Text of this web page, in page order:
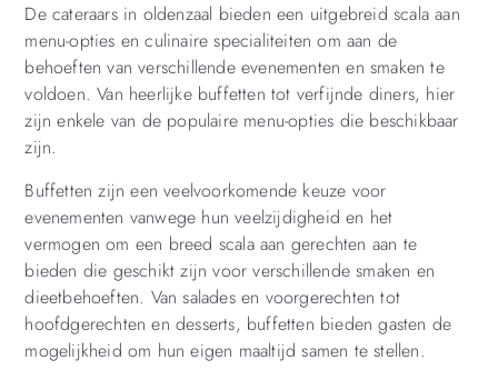
De cateraars in oldenzaal bieden een uitgebreid scala aan
menu-opties en culinaire specialiteiten om aan de
behoeften van verschillende evenementen en smaken te
voldoen. Van heerlijke buffetten tot verfijnde diners, hier
zijn enkele van de populaire menu-opties die beschikbaar
zijn.
Buffetten zijn een veelvoorkomende keuze voor
evenementen vanwege hun veelzijdigheid en het
vermogen om een breed scala aan gerechten aan te
bieden die geschikt zijn voor verschillende smaken en
dieetbehoeften. Van salades en voorgerechten tot
hoofdgerechten en desserts, buffetten bieden gasten de
mogelijkheid om hun eigen maaltijd samen te stellen.